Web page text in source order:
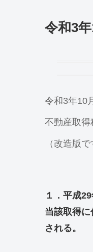
令和3
令和3年
不動産取得
（改造版で
１．平成
当該取得
される。